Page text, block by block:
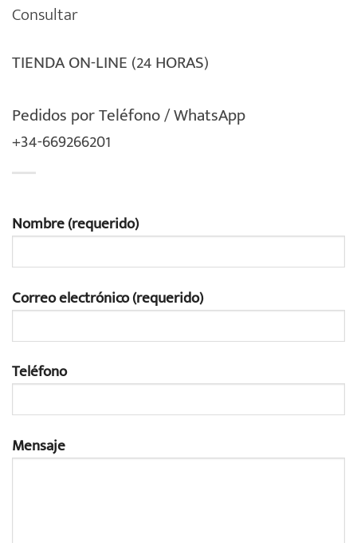
Consultar
TIENDA ON-LINE (24 HORAS)
Pedidos por Teléfono / WhatsApp
+34-669266201
Nombre (requerido)
Correo electrónico (requerido)
Teléfono
Mensaje